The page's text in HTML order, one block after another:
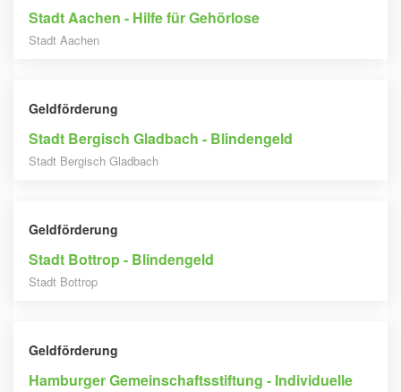
Stadt Aachen - Hilfe für Gehörlose
Stadt Aachen
Geldförderung
Stadt Bergisch Gladbach - Blindengeld
Stadt Bergisch Gladbach
Geldförderung
Stadt Bottrop - Blindengeld
Stadt Bottrop
Geldförderung
Hamburger Gemeinschaftsstiftung - Individuelle